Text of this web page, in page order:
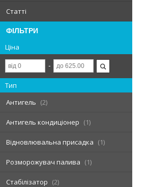
Статті
ФІЛЬТРИ
Ціна
Тип
Антигель
2
Антигель кондиціонер 1
Відновлювальна присадка 1
Розморожувач палива 1
Стабілізатор 2